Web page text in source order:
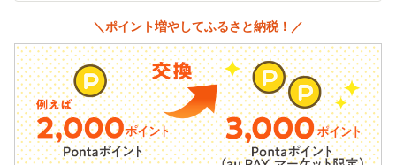
＼ポイント増やしてふるさと納税！／